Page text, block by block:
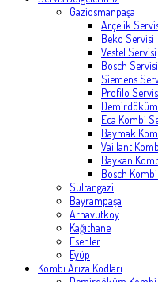
Gaziosmanpaşa
Arçelik
Beko Servisi
Vestel Servisi
Bosch Servisi
Siemens
Profilo
Eca Kombi
Baymak
Vaillant
Baykan
Bosch
Sultangazi
Bayrampaşa
Arnavutköy
Kağıthane
Esenler
Eyüp
Kombi Arıza Kodları